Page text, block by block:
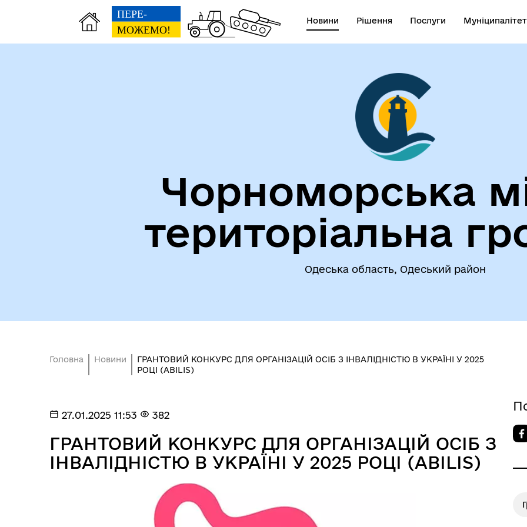
Новини Рішення Послуги Муніципалітет
Колегіальні органи (ради,
робочі групи, комісії)
Герої не вмирають!
Чорноморська
територіальна
Одеська область, Одеський район
Головна Новини
ГРАНТОВИЙ КОНКУРС ДЛЯ ОРГАНІЗАЦІЙ ОСІБ З ІНВАЛІДНІСТЮ В УКРАЇНІ У 2025
РОЦІ (ABILIS)
27.01.2025 11:53 382
ГРАНТОВИЙ КОНКУРС ДЛЯ ОРГАНІЗАЦІЙ ОСІБ З
ІНВАЛІДНІСТЮ В УКРАЇНІ У 2025 РОЦІ (ABILIS)